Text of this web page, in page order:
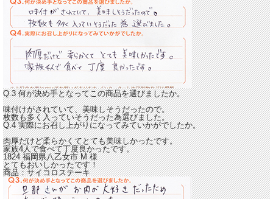
Q.3 何が決め手となってこの商品を選びましたか。
味付けがされていて、美味しそうだったので。
枚数も多く入っていそうだった為選びました。
Q.4 実際にお召し上がりになってみていかがでしたか。
肉厚だけど柔らかくてとても美味しかったです。
家族4人で食べて丁度良かったです。
1824 福岡県八乙女市M様
とてもおいしかったです！
商品：サイコロステーキ